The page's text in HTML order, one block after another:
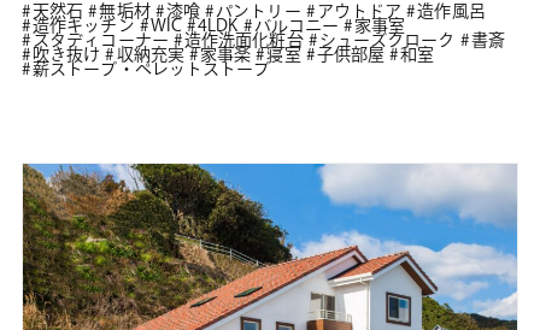
天然石 無垢材 漆喰 パントリー アウトドア
造作風呂
造作キッチン
WIC 4LDK バルコニー
家事室
スタディコーナー
造作洗面化粧台 シューズクローク
書斎
吹き抜け
収納充実 家事楽 寝室 子供部屋
和室
薪ストーブ・ペレットストーブ